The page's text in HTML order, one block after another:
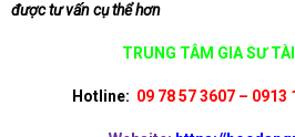
được tư vấn cụ thể hơn
TRUNG TÂM GIA SƯ
Hotline: 09 78 57 3607 – 0913